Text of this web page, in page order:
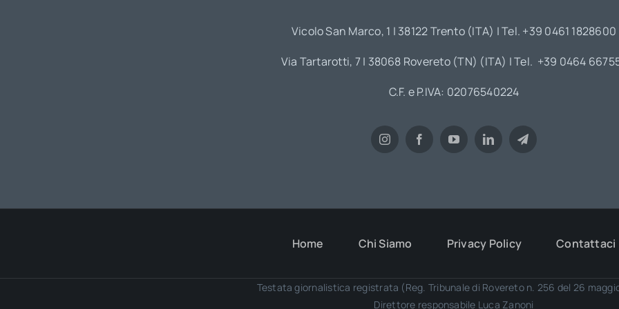
Vicolo San Marco, 1 | 38122 Trento (ITA) | Tel. +39 0461 1828600
Via Tartarotti, 7 | 38068 Rovereto (TN) (ITA) | Tel. +39 0464
C.F. e P.IVA: 02076540224
Home Chi Siamo Privacy Policy Contattaci
Testata giornalistica registrata (Reg. Tribunale di Rovereto n. 256 del 26
Direttore responsabile Luca Zanoni